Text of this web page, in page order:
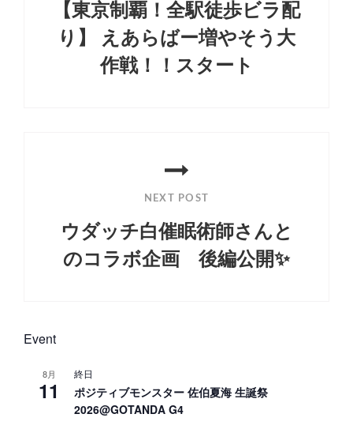
【東京制覇！全駅徒歩ビラ配
り】 えあらばー増やそう大
作戦！！スタート
NEXT POST
ウダッチ白催眠術師さんと
のコラボ企画 後編公開✨
Event
8月
11
終日
ポジティブモンスター 佐伯夏海 生誕祭
2026@GOTANDA G4